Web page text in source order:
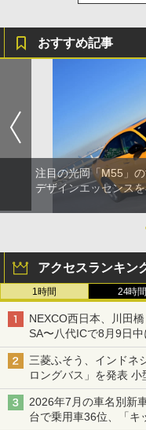
おすすめ記事
注目の光岡「M55」
デザインエッセンス
アクセスランキン
1時間 24時間
NEXCO西日本、川田
SA〜八代ICで8月9日
三菱ふそう、インドネ
ロングバス」を発表 小
バス
2026年7月の車名別新
台で乗用車36位、「キ